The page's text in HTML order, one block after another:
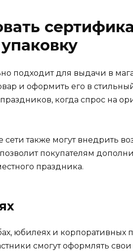
подходит для выдачи в
и оформить его в
когда спрос на
также могут внедрить
позволит покупателям
праздника.
юбилеях и корпоративных
смогут оформлять